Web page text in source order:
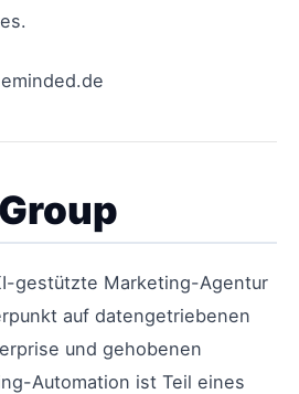
gestützte Marketing-Agentur
auf datengetriebenen
und gehobenen
Automation ist Teil eines